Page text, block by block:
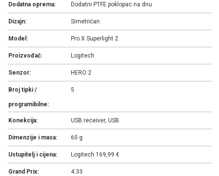
Dodatna oprema: Dodatni PTFE poklopac na dnu
Dizajn: Simetričan
Model: Pro X Superlight 2
Proizvođač: Logitech
Senzor: HERO 2
Broj tipki /
programibilne:
5
Konekcija: USB receiver, USB
Dimenzije i masa: 60 g
Ustupitelj i cijena: Logitech 169,99 €
Grand Prix: 4.33